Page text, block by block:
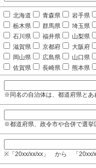
北海道 青森県 岩手県
栃木県
群馬県 埼玉県
石川県
福井県 山梨県
滋賀県
京都府 大阪府
岡山県
広島県 山口県
佐賀県
長崎県 熊本県
※同名の自治体は、都道府県とあ
※都道府県、政令市や合併で選挙
※「20xx/xx/xx」 から 「20xx/